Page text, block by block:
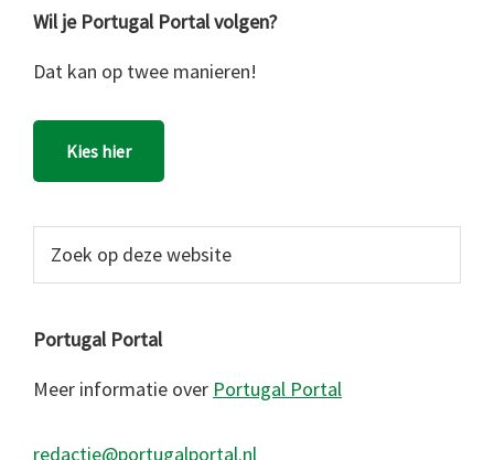
Wil je Portugal Portal volgen?
Dat kan op twee manieren!
Kies hier
website
Portugal Portal
Meer informatie over Portugal Portal
redactie@portugalportal.nl